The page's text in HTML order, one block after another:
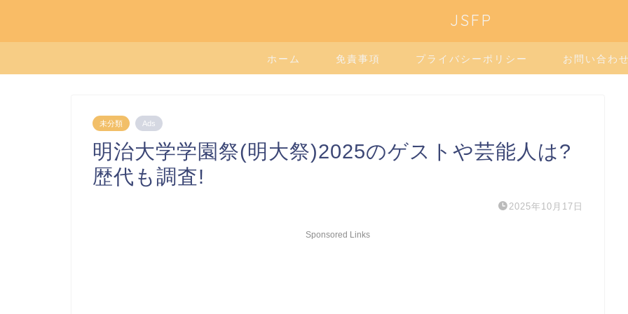
JSFP
ホーム 免責事項 プライバシーポリシー お問い合わ
未分類 Ads
明治大学学園祭(明大祭)2025のゲストや芸能人は?
歴代も調査!
2025年10月17日
Sponsored Links